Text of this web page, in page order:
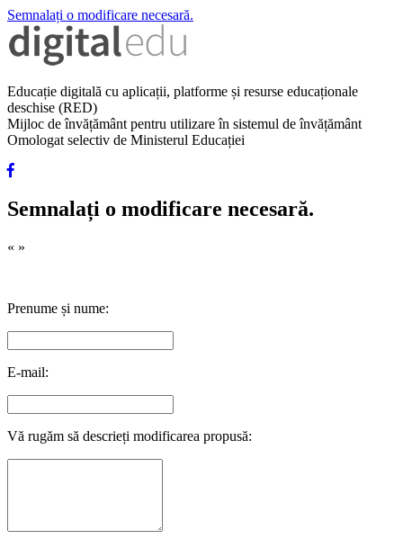
Semnalați o modificare necesară.
Educație digitală cu aplicații, platforme și resurse educaționale
deschise (RED)
Mijloc de învățământ pentru utilizare în sistemul de învățământ
Omologat selectiv de Ministerul Educației
Semnalați o modificare necesară.
« »
Prenume și nume:
E-mail:
Vă rugăm să descrieți modificarea propusă: